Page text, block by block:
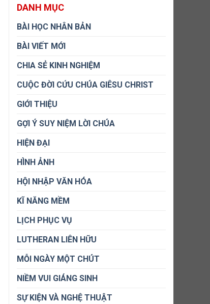
DANH MỤC
BÀI HỌC NHÂN BẢN
BÀI VIẾT MỚI
CHIA SẺ KINH NGHIỆM
CUỘC ĐỜI CỨU CHÚA GIÊSU CHRIST
GIỚI THIỆU
GỢI Ý SUY NIỆM LỜI CHÚA
HIỆN ĐẠI
HÌNH ẢNH
HỘI NHẬP VĂN HÓA
KĨ NĂNG MỀM
LỊCH PHỤC VỤ
LUTHERAN LIÊN HỮU
MỖI NGÀY MỘT CHÚT
NIỀM VUI GIÁNG SINH
SỰ KIỆN VÀ NGHỆ THUẬT